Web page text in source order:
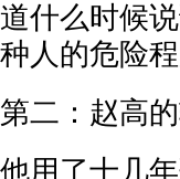
道什么时候
种人的危险
第二：赵高
他用了十几